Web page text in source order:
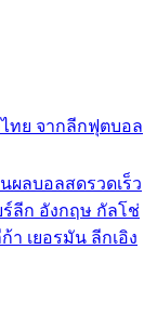
ไทย จากลีกฟุตบอล
ผลบอลสดรวดเร็ว
ลีก อังกฤษ กัลโช่
า เยอรมัน ลีกเอิง